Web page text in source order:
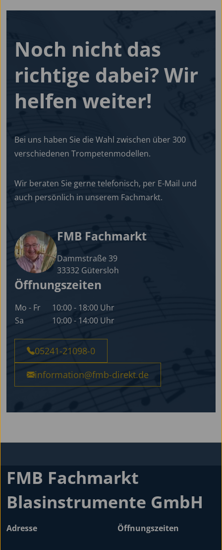
Noch nicht das
richtige dabei? Wir
helfen weiter!
Bei uns haben Sie die Wahl zwischen über 300
verschiedenen Trompetenmodellen.
Wir beraten Sie gerne telefonisch, per E-Mail und
auch persönlich in unserem Fachmarkt.
FMB Fachmarkt
Dammstraße 39
33332 Gütersloh
Öffnungszeiten
Mo - Fr
10:00 - 18:00 Uhr
Sa
10:00 - 14:00 Uhr
05241-21098-0
information@fmb-direkt.de
FMB Fachmarkt
Blasinstrumente GmbH
Adresse Öffnungszeiten